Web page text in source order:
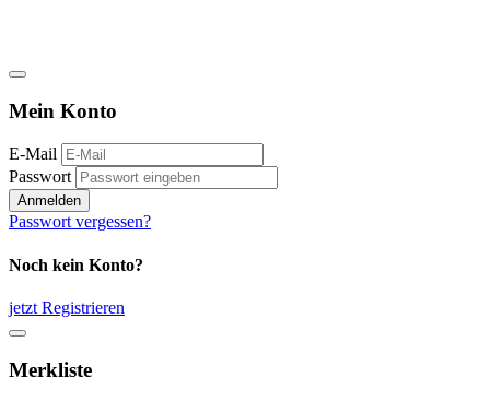
Mein Konto
E-Mail
Passwort
Anmelden
Passwort vergessen?
Noch kein Konto?
jetzt Registrieren
Merkliste